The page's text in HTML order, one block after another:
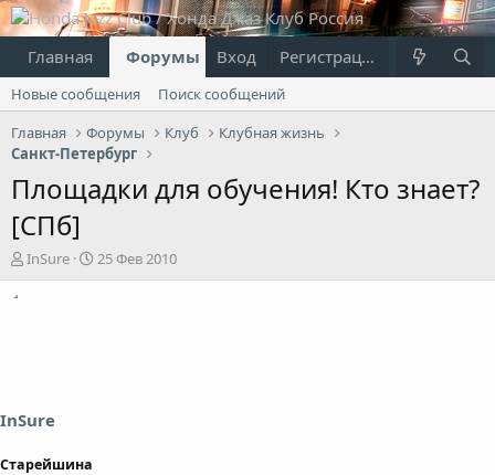
Главная Форумы Что нового?
Вход Регистрация
Новые сообщения
Поиск сообщений
Главная
Форумы Клуб
Клубная жизнь
Санкт-Петербург
Площадки для обучения! Кто знает?
[СПб]
А
в
ы
InSure
Д
а
25 Фев 2010
InSure
Старейшина